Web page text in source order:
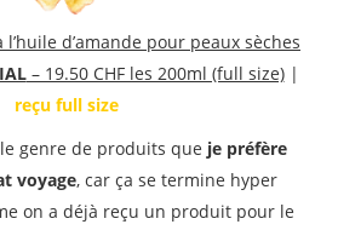
d’amande pour peaux sèches
– 19.50 CHF les 200ml (full size)|
reçu full size
genre de produits que je préfère
voyage, car ça se termine hyper
on a déjà reçu un produit pour le